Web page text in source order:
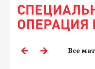
ОПЕРАЦИЯ
Все